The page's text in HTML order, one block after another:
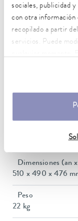
sociales, publicidad y
con otra información
recopilado a partir
servicios. Puede
25 ... 100 °C
Temperatura
10 ... 40 °C
Dimensiones (an
510 x 490 x 476
Peso
22 kg